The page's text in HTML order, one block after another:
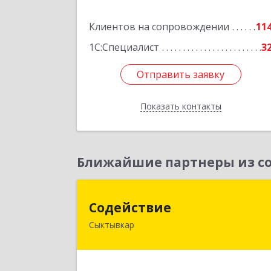
Клиентов на сопровождении
1С:Специалист
Отправить заявку
Показать контакты
Отправить заявку
Назад
Ближайшие партнеры из
Содействие
Сыктывкар167004, Коми Респ, Сыктывкар г,